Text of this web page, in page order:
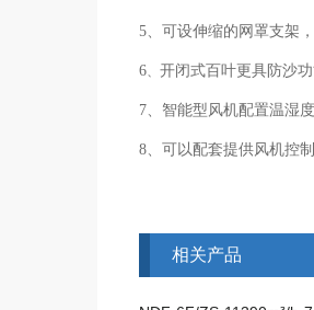
5、 可设伸缩的网罩支架
6、 开闭式百叶更具防沙
7、智能型风机配置温湿
8、 可以配套提供风机控
相关产品